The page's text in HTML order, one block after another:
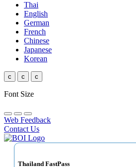
Thai
English
German
French
Chinese
Japanese
Korean
c c c
Font Size
Web Feedback
Contact Us
Thailand FastPass